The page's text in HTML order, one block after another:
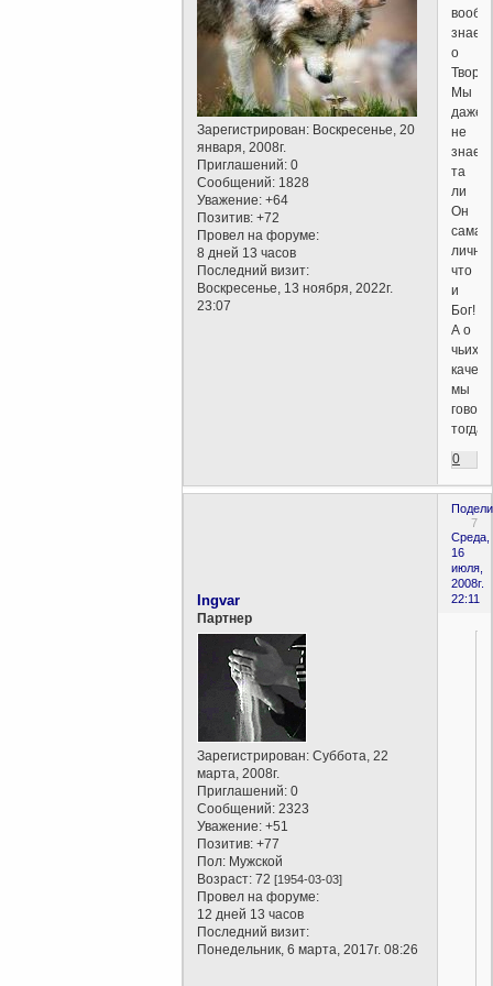
Зарегистрирован: Воскресенье, 20
января, 2008г.
Приглашений: 0
Сообщений: 1828
Уважение: +64
Позитив: +72
Провел на форуме:
8 дней 13 часов
Последний визит:
Воскресенье, 13 ноября, 2022г.
23:07
знаем
о
Мы
даже
не
знаем,
та
ли
Он
самая
что
и
Бог!
А о
чьих
мы
тогда?
0
7
Среда,
16
июля,
2008г.
22:11
Ingvar
Партнер
Зарегистрирован: Суббота, 22
марта, 2008г.
Приглашений: 0
Сообщений: 2323
Уважение: +51
Позитив: +77
Пол: Мужской
Возраст: 72[1954-03-03]
Провел на форуме:
12 дней 13 часов
Последний визит:
Понедельник, 6 марта, 2017г. 08:26